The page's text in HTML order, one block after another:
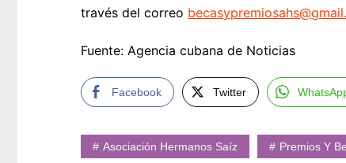
través del correo
Fuente: Agencia cubana de Noticias
Facebook Twitter
Asociación Hermanos Saíz Premios Y